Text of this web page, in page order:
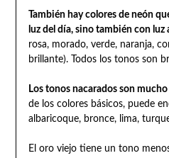
También hay colores de neón
luz del día, sino también con luz
rosa, morado, verde, naranja,
brillante). Todos los tonos son
Los tonos nacarados son
de los colores básicos, puede
albaricoque, bronce, lima,
El oro viejo tiene un tono